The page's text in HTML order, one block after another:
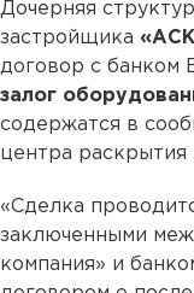
Дочерняя
застройщика
договор с банком
залог
содержатся в
центра
«Сделка
заключенными
компания» и